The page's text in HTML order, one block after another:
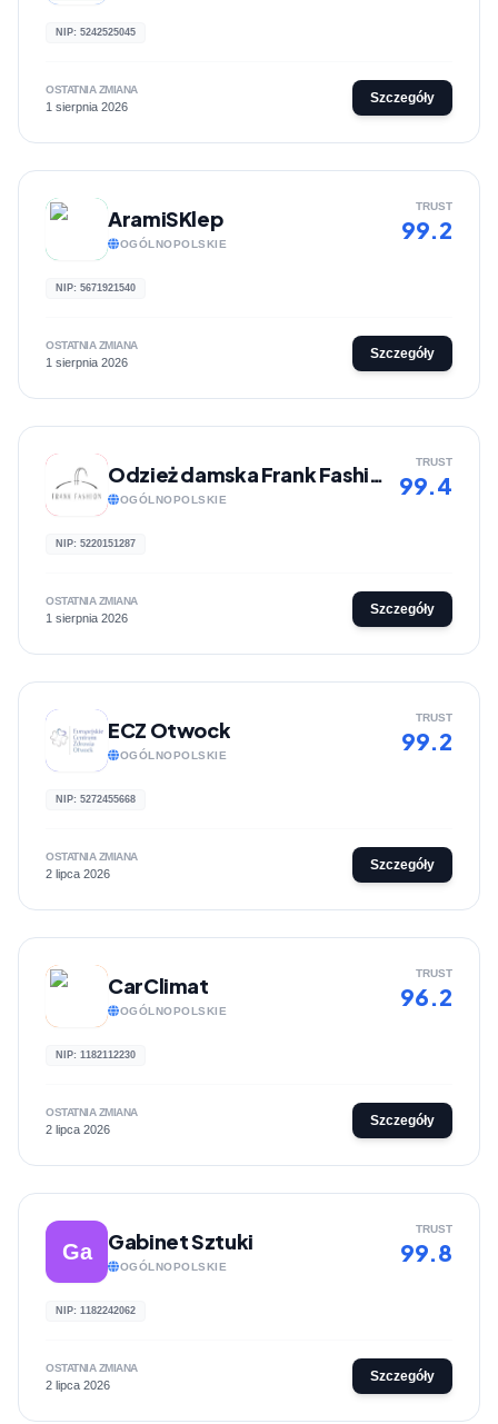
NIP: 5242525045
OSTATNIA ZMIANA
1 sierpnia 2026
Szczegóły
AramiSKlep
OGÓLNOPOLSKIE
TRUST
99.2
NIP: 5671921540
OSTATNIA ZMIANA
1 sierpnia 2026
Szczegóły
Odzież damska Frank Fashion
OGÓLNOPOLSKIE
TRUST
99.4
NIP: 5220151287
OSTATNIA ZMIANA
1 sierpnia 2026
Szczegóły
ECZ Otwock
OGÓLNOPOLSKIE
TRUST
99.2
NIP: 5272455668
OSTATNIA ZMIANA
2 lipca 2026
Szczegóły
CarClimat
OGÓLNOPOLSKIE
TRUST
96.2
NIP: 1182112230
OSTATNIA ZMIANA
2 lipca 2026
Szczegóły
Ga Gabinet Sztuki
OGÓLNOPOLSKIE
TRUST
99.8
NIP: 1182242062
OSTATNIA ZMIANA
2 lipca 2026
Szczegóły